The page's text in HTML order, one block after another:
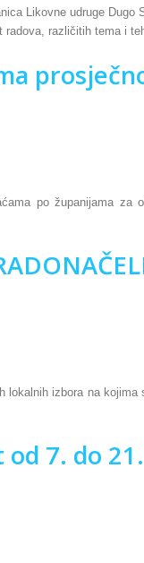
Likovne udruge Dugo
različitih tema i
po županijama za
lokalnih izbora na kojima
7. do